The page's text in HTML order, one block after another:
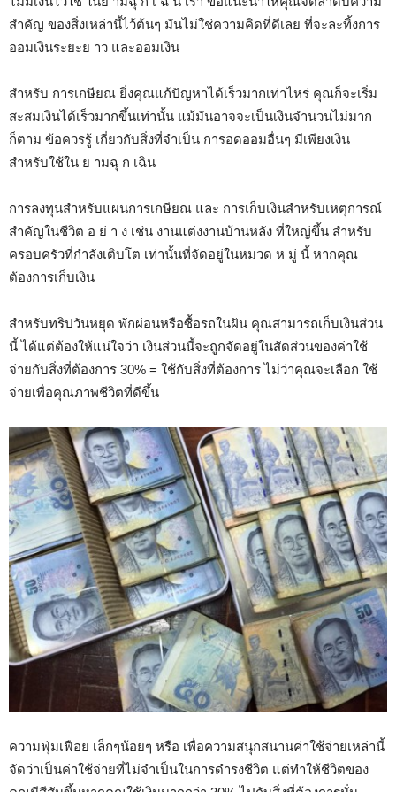
สำคัญ ของสิ่งเหล่านี้ไว้ต้นๆ มันไม่ใช่ความคิดที่ดีเลย ที่จะละทิ้งการ
ออมเงินระยะย าว และออมเงิน
สำหรับ การเกษียณ ยิ่งคุณแก้ปัญหาได้เร็วมากเท่าไหร่ คุณก็จะเริ่ม
สะสมเงินได้เร็วมากขึ้นเท่านั้น แม้มันอาจจะเป็นเงินจำนวนไม่มาก
ก็ตาม ข้อควรรู้ เกี่ยวกับสิ่งที่จำเป็น การอดออมอื่นๆ มีเพียงเงิน
สำหรับใช้ใน ย ามฉุ ก เฉิน
การลงทุนสำหรับแผนการเกษียณ และ การเก็บเงินสำหรับเหตุการณ์
สำคัญในชีวิต อ ย่ า ง เช่น งานแต่งงานบ้านหลัง ที่ใหญ่ขึ้น สำหรับ
ครอบครัวที่กำลังเติบโต เท่านั้นที่จัดอยู่ในหมวด ห มู่ นี้ หากคุณ
ต้องการเก็บเงิน
สำหรับทริปวันหยุด พักผ่อนหรือซื้อรถในฝัน คุณสามารถเก็บเงินส่วน
นี้ ได้แต่ต้องให้แน่ใจว่า เงินส่วนนี้จะถูกจัดอยู่ในสัดส่วนของค่าใช้
จ่ายกับสิ่งที่ต้องการ 30% = ใช้กับสิ่งที่ต้องการ ไม่ว่าคุณจะเลือก ใช้
จ่ายเพื่อคุณภาพชีวิตที่ดีขึ้น
ความฟุ่มเฟือย เล็กๆน้อยๆ หรือ เพื่อความสนุกสนานค่าใช้จ่ายเหล่านี้
จัดว่าเป็นค่าใช้จ่ายที่ไม่จำเป็นในการดำรงชีวิต แต่ทำให้ชีวิตของ